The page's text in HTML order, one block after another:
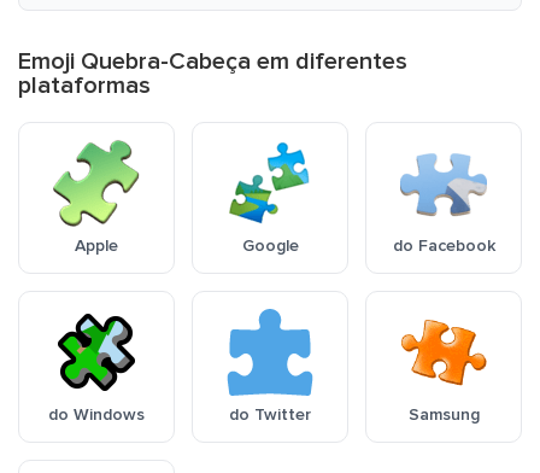
Emoji Quebra-Cabeça em diferentes
plataformas
Apple Google do Facebook
do Windows do Twitter Samsung